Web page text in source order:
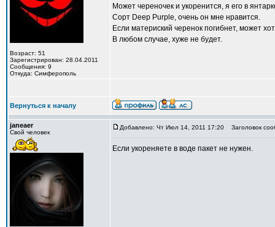
Возраст: 51
Зарегистрирован: 28.04.2011
Сообщения: 9
Откуда: Симферополь
Может череночек и укоренится, я его в
Сорт Deep Purple, очень он мне нравится.
Если материский черенок погибнет, может
В любом случае, хуже не будет.
Вернуться к началу
janeaer
Свой человек
Добавлено: Чт Июл 14, 2011 17:20 Заголовок
Если укореняете в воде пакет не нужен.